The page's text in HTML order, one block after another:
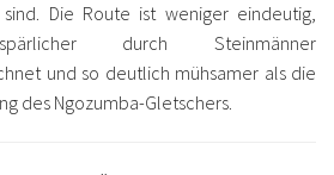
sind. Die Route ist weniger eindeutig,
durch Steinmänner
und so deutlich mühsamer als die
des Ngozumba-Gletschers.